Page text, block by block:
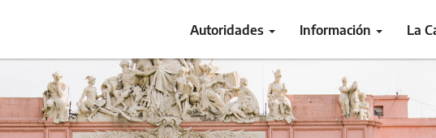
Autoridades Información La